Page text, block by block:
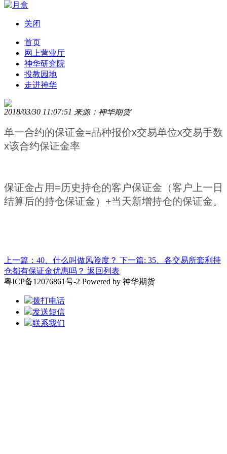
导航
关闭
首页
网上营业厅
神华研究院
投教园地
走进神华
常见问题
38、总盈亏如何计算？
2018/03/30 11:07:51 来源：神华期货
单一合约的保证金=品种报价x交易单位x交易手数
x该合约保证金率
保证金占用=历史持仓的客户保证金（客户上一日
结算后的持仓保证金）+当天新增持仓的保证金。
上一篇：40、什么叫做风险度？ 下一篇: 35、各交易所套利持
仓都有保证金优惠吗？ 返回列表
粤ICP备12076861号-2 Powered by 神华期货
拨打电话
发送短信
联系我们